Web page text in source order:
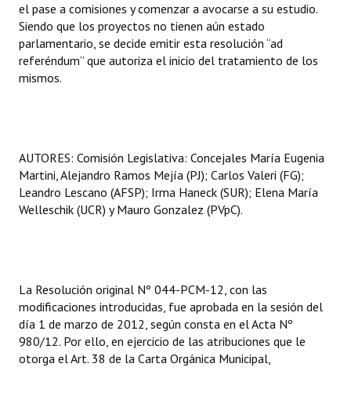
Ciudadano Ilustre - Registro
Banca del Vecino - Registro
Huéspedes de Honor - Registro
Bariloche, Municipio intercultural
Entrega de distinciones
el pase a comisiones y comenzar a avocarse a su estudio.
Siendo que los proyectos no tienen aún estado
parlamentario, se decide emitir esta resolución “ad
referéndum” que autoriza el inicio del tratamiento de los
mismos.
AUTORES: Comisión Legislativa: Concejales María Eugenia
Martini, Alejandro Ramos Mejía (PJ); Carlos Valeri (FG);
Leandro Lescano (AFSP); Irma Haneck (SUR); Elena María
Welleschik (UCR) y Mauro Gonzalez (PVpC).
La Resolución original Nº 044-PCM-12, con las
modificaciones introducidas, fue aprobada en la sesión del
día 1 de marzo de 2012, según consta en el Acta Nº
980/12. Por ello, en ejercicio de las atribuciones que le
otorga el Art. 38 de la Carta Orgánica Municipal,